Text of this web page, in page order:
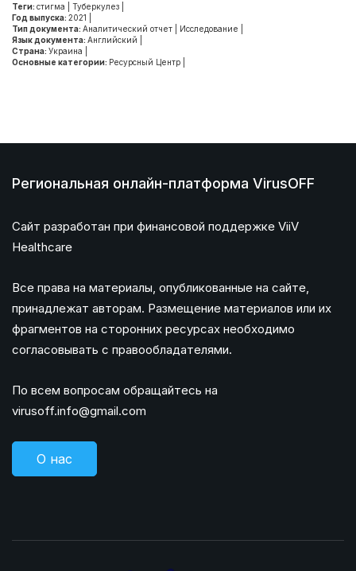
Теги: стигма Туберкулез
Год выпуска: 2021
Тип документа: Аналитический отчет Исследование
Язык документа: Английский
Страна: Украина
Основные категории: Ресурсный Центр
Региональная онлайн-платформа VirusOFF
Сайт разработан при финансовой поддержке ViiV
Healthcare
Все права на материалы, опубликованные на сайте,
принадлежат авторам. Размещение материалов или их
фрагментов на сторонних ресурсах необходимо
согласовывать с правообладателями.
По всем вопросам обращайтесь на
virusoff.info@gmail.com
О нас